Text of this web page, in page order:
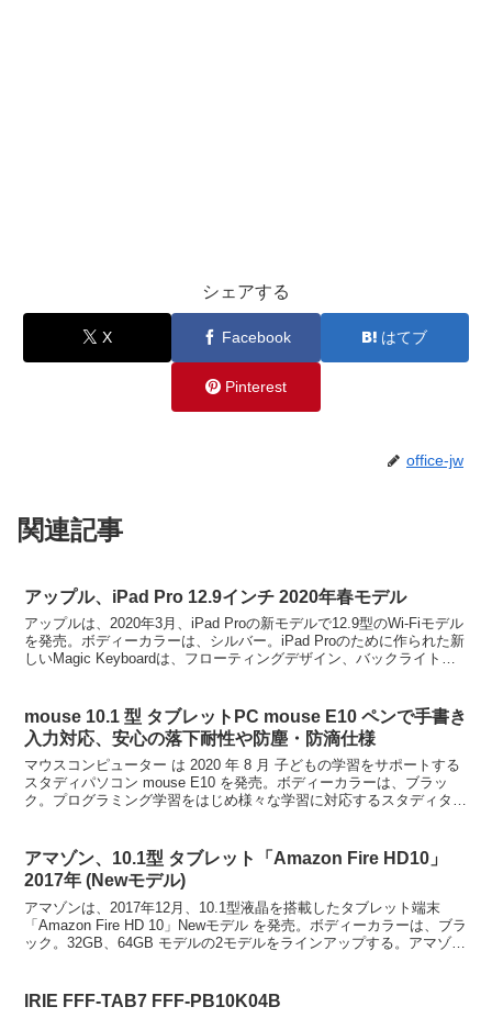
シェアする
X Facebook はてブ
Pinterest
office-jw
関連記事
アップル、iPad Pro 12.9インチ 2020年春モデル
アップルは、2020年3月、iPad Proの新モデルで12.9型のWi-Fiモデル
を発売。ボディーカラーは、シルバー。iPad Proのために作られた新
しいMagic Keyboardは、フローティングデザイン、バックライトキ
mouse 10.1 型 タブレットPC mouse E10 ペンで手書き
入力対応、安心の落下耐性や防塵・防滴仕様
マウスコンピューター は 2020 年 8 月 子どもの学習をサポートする
スタディパソコン mouse E10 を発売。ボディーカラーは、ブラッ
ク。プログラミング学習をはじめ様々な学習に対応するスタディタブ
アマゾン、10.1型 タブレット「Amazon Fire HD10」
2017年 (Newモデル)
アマゾンは、2017年12月、10.1型液晶を搭載したタブレット端末
「Amazon Fire HD 10」Newモデル を発売。ボディーカラーは、ブラ
ック。32GB、64GB モデルの2モデルをラインアップする。アマゾ
IRIE FFF-TAB7 FFF-PB10K04B